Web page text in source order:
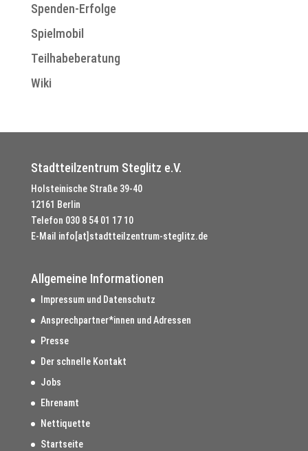
Spenden-Erfolge
Spielmobil
Teilhabeberatung
Wiki
Stadtteilzentrum Steglitz e.V.
Holsteinische Straße 39-40
12161 Berlin
Telefon 030 8 54 01 17 10
E-Mail info[at]stadtteilzentrum-steglitz.de
Allgemeine Informationen
Impressum und Datenschutz
Ansprechpartner*innen und Adressen
Presse
Der schnelle Kontakt
Jobs
Ehrenamt
Nettiquette
Startseite